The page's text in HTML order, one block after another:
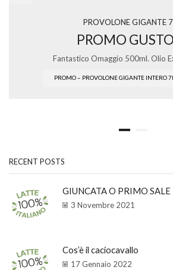
PROVOLONE GIGANTE
PROMO
Fantastico Omaggio 500ml. Olio
PROMO – PROVOLONE GIGANTE INTERO
RECENT POSTS
GIUNCATA O PRIMO SALE
3 Novembre 2021
Cos’è il caciocavallo
17 Gennaio 2022